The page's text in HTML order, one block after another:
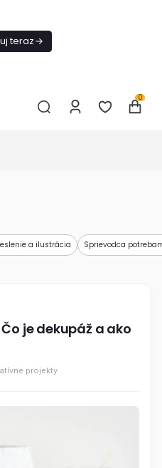
teraz
0
a ilustrácia Sprievodca
je dekupáž a ako
projekty